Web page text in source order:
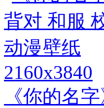
2160x3840
《你的名